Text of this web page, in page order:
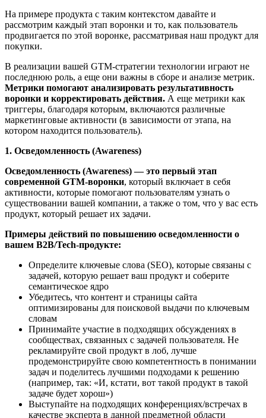
На примере продукта с таким контекстом давайте и
рассмотрим каждый этап воронки и то, как пользователь
продвигается по этой воронке, рассматривая наш продукт для
покупки.
В реализации вашей GTM-стратегии технологии играют не
последнюю роль, а еще они важны в сборе и анализе метрик.
Метрики помогают анализировать результативность
воронки и корректировать действия. А еще метрики как
триггеры, благодаря которым, включаются различные
маркетинговые активности (в зависимости от этапа, на
котором находится пользователь).
1. Осведомленность (Awareness)
Осведомленность (Awareness) — это первый этап
современной GTM-воронки, который включает в себя
активности, которые помогают пользователям узнать о
существовании вашей компании, а также о том, что у вас есть
продукт, который решает их задачи.
Примеры действий по повышению осведомленности о
вашем B2B/Tech-продукте:
Определите ключевые слова (SEO), которые связаны с
задачей, которую решает ваш продукт и соберите
семантическое ядро
Убедитесь, что контент и страницы сайта
оптимизированы для поисковой выдачи по ключевым
словам
Принимайте участие в подходящих обсуждениях в
сообществах, связанных с задачей пользователя. Не
рекламируйте свой продукт в лоб, лучше
продемонстрируйте свою компетентность в понимании
задач и поделитесь лучшими подходами к решению
(например, так: «И, кстати, вот такой продукт в такой
задаче будет хорош»)
Выступайте на подходящих конференциях/встречах в
качестве эксперта в данной предметной области